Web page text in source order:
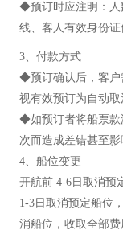
◆预订时应注明：人
线、客人有效身份证
3、付款方式
◆预订确认后，客户
视有效预订为自动取
◆如预订者将船票款
次而造成差错甚至影
4、船位变更
开航前 4-6日取消预
1-3日取消预定船位
消船位，收取全部费